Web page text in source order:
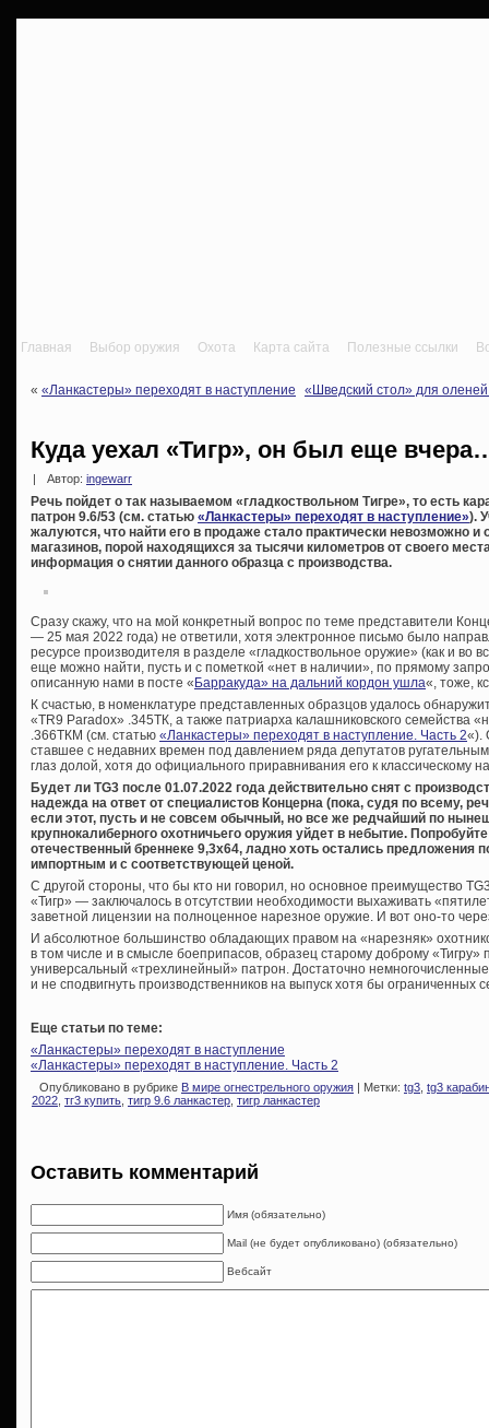
Главная Выбор оружия Охота Карта сайта Полезные ссылки
« «Ланкастеры» переходят в наступление «Шведский стол» для
Куда уехал «Тигр», он был еще
| Автор: ingewarr
Речь пойдет о так называемом «гладкоствольном Тигре», то есть
патрон 9.6/53 (см. статью «Ланкастеры» переходят в наступление»).
жалуются, что найти его в продаже стало практически невозможно
магазинов, порой находящихся за тысячи километров от своего
информация о снятии данного образца с производства.
Сразу скажу, что на мой конкретный вопрос по теме представители
— 25 мая 2022 года) не ответили, хотя электронное письмо было
ресурсе производителя в разделе «гладкоствольное оружие» (как и во
еще можно найти, пусть и с пометкой «нет в наличии», по прямому
описанную нами в посте «Барракуда» на дальний кордон ушла«, тоже,
К счастью, в номенклатуре представленных образцов удалось
«TR9 Paradox» .345ТК, а также патриарха калашниковского семейства
.366ТКМ (см. статью «Ланкастеры» переходят в наступление. Часть 2«).
ставшее с недавних времен под давлением ряда депутатов
глаз долой, хотя до официального приравнивания его к
Будет ли TG3 после 01.07.2022 года действительно снят с
надежда на ответ от специалистов Концерна (пока, судя по всему,
если этот, пусть и не совсем обычный, но все же редчайший по
крупнокалиберного охотничьего оружия уйдет в небытие.
отечественный бреннеке 9,3х64, ладно хоть остались предложения
импортным и с соответствующей ценой.
С другой стороны, что бы кто ни говорил, но основное преимущество
«Тигр» — заключалось в отсутствии необходимости выхаживать
заветной лицензии на полноценное нарезное оружие. И вот оно-то
И абсолютное большинство обладающих правом на «нарезняк»
в том числе и в смысле боеприпасов, образец старому доброму
универсальный «трехлинейный» патрон. Достаточно
и не сподвигнуть производственников на выпуск хотя бы ограниченных
Еще статьи по теме:
«Ланкастеры» переходят в наступление
«Ланкастеры» переходят в наступление. Часть 2
Опубликовано в рубрике В мире огнестрельного оружия | Метки: tg3 tg3
2022 тг3 купить тигр 9.6 ланкастер тигр ланкастер
Оставить комментарий
Имя (обязательно)
Mail (не будет опубликовано) (обязательно)
Вебсайт